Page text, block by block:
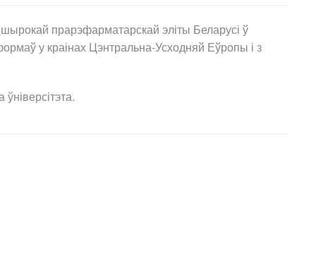
прарэфарматарскай эліты Беларусі ў
у краінах Цэнтральна-Усходняй Еўропы і з